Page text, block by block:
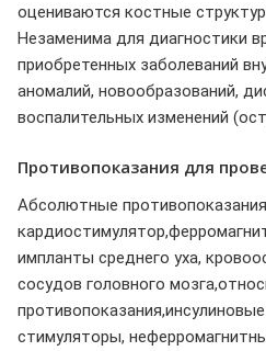
оцениваются костные
Незаменима для диагностики
приобретенных заболеваний
аномалий, новообразований,
воспалительных изменений
Противопоказания для
Абсолютные
импланты среднего уха,
сосудов головного
стимуляторы,